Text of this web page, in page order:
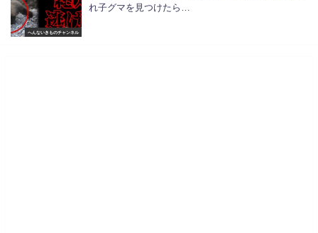
へんないきものチャンネル
れ子グマを見つけたら…